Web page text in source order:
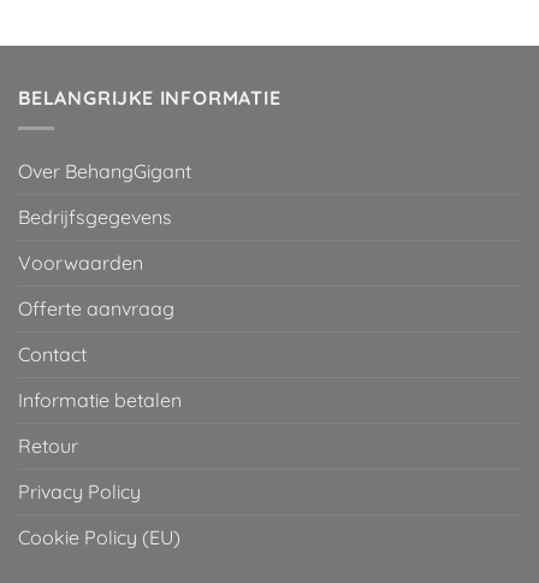
€ 29,95.€ 2,00.
BELANGRIJKE INFORMATIE
Over BehangGigant
Bedrijfsgegevens
Voorwaarden
Offerte aanvraag
Contact
Informatie betalen
Retour
Privacy Policy
Cookie Policy (EU)